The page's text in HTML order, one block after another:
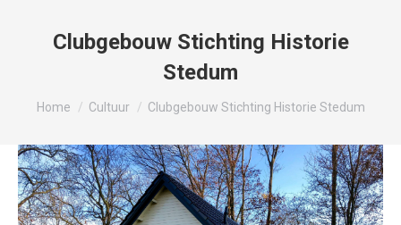
Clubgebouw Stichting Historie
Stedum
Je bent hier:
Home Cultuur Clubgebouw Stichting Historie Stedum